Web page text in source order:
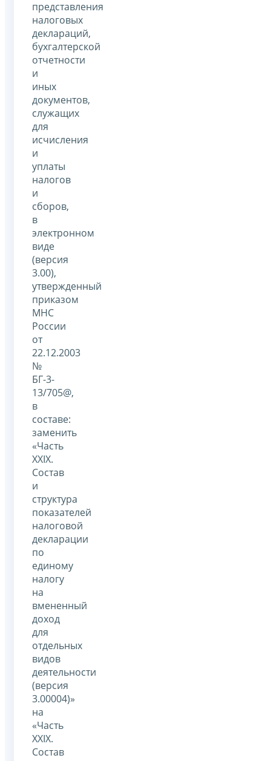
представления
налоговых
деклараций,
бухгалтерской
отчетности
и
иных
документов,
служащих
для
исчисления
и
уплаты
налогов
и
сборов,
в
электронном
виде
(версия
3.00),
утвержденный
приказом
МНС
России
от
22.12.2003
№
БГ-3-
13/705@,
в
составе:
заменить
«Часть
XXIХ.
Состав
и
структура
показателей
налоговой
декларации
по
единому
налогу
на
вмененный
доход
для
отдельных
видов
деятельности
(версия
3.00004)»
на
«Часть
XXIХ.
Состав